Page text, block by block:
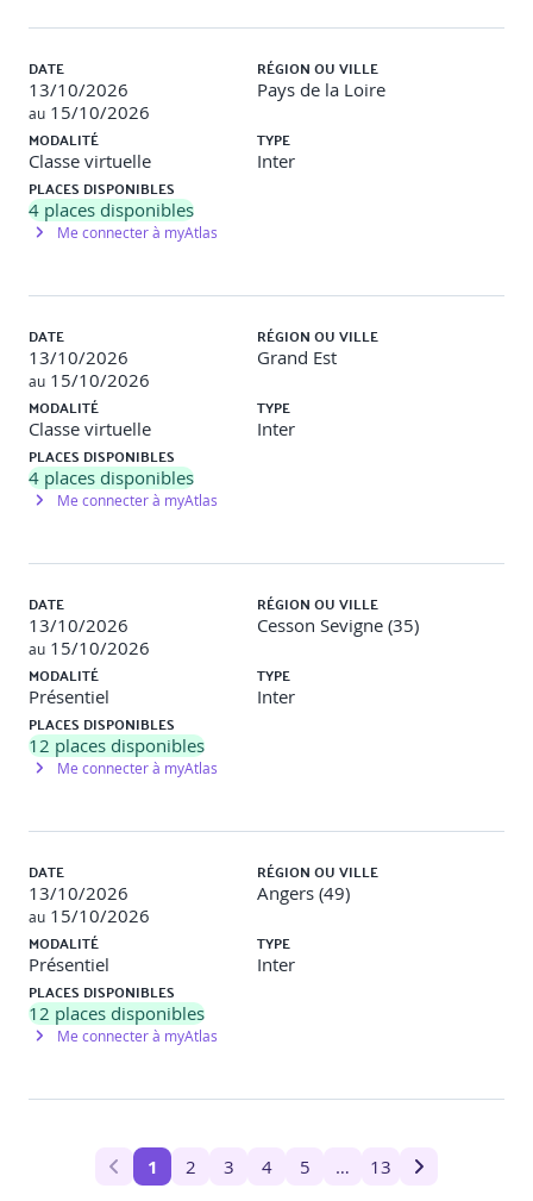
3 - Introduction à React et l’écosystème JavaScript
Écosystème JavaScript moderne et ses outils.
Principes fondamentaux de React et son architecture.
JSX : syntaxe, fonctionnement et bonnes pratiques.
Virtual DOM et mécanismes de réconciliation.
Outils de développement React et debugging.
Travaux pratiques Installer l’environnement, prendre React
en main et maîtriser les outils.
Architecture et anatomie des composants React.
Gestion des props et leur validation.
Patterns de composition de composants.
Approches de styling modernes.
Système d’événements React.
Travaux pratiques
et les événements, valider en test.
Gestion d’état avec useState.
Effets et cycle de vie avec useEffect.
Context API pour l’état global.
Création de hooks personnalisés.
Patterns de gestion d’état.
Travaux pratiques
État local et hooks, context et état global
et hooks personnalisés.
6 - Communication entre composants
Utilisation avancée du context.
Patterns de composition et render props.
Gestion des événements complexes.
Travaux pratiques
Patterns de communication, composition
avancée, review et optimisation.
7 - Gestion avancée de l’état
Sélecteurs et performances.
DATE
13/10/2026
au 15/10/2026
RÉGION OU VILLE
Pays de la Loire
MODALITÉ
Classe virtuelle
TYPE
Inter
PLACES DISPONIBLES
4 places disponibles
Me connecter à myAtlas
DATE
13/10/2026
au 15/10/2026
RÉGION OU VILLE
Grand Est
MODALITÉ
Classe virtuelle
TYPE
Inter
PLACES DISPONIBLES
4 places disponibles
Me connecter à myAtlas
DATE
13/10/2026
au 15/10/2026
RÉGION OU VILLE
Cesson Sevigne (35)
MODALITÉ
Présentiel
TYPE
Inter
PLACES DISPONIBLES
12 places disponibles
Me connecter à myAtlas
DATE
13/10/2026
au 15/10/2026
RÉGION OU VILLE
Angers (49)
MODALITÉ
Présentiel
TYPE
Inter
PLACES DISPONIBLES
12 places disponibles
Me connecter à myAtlas
1 2 3 4 5 … 13